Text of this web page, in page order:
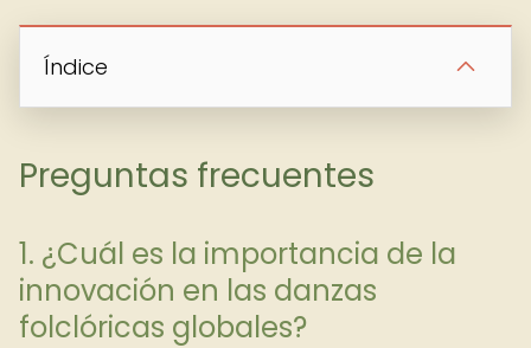
Índice
Preguntas frecuentes
1. ¿Cuál es la importancia de la
innovación en las danzas
folclóricas globales?